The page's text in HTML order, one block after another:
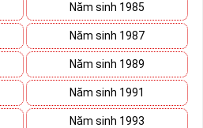
Năm sinh 1985
Năm sinh 1987
Năm sinh 1989
Năm sinh 1991
Năm sinh 1993